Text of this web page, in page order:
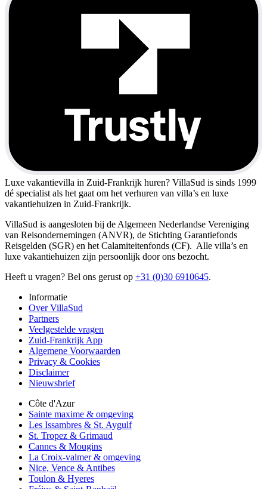
Luxe vakantievilla in Zuid-Frankrijk huren? VillaSud is sinds 1999
dé specialist als het gaat om het verhuren van villa’s en luxe
vakantiehuizen in Zuid-Frankrijk.
VillaSud is aangesloten bij de Algemeen Nederlandse Vereniging
van Reisondernemingen (ANVR), de Stichting Garantiefonds
Reisgelden (SGR) en het Calamiteitenfonds (CF). Alle villa’s en
luxe vakantiehuizen zijn persoonlijk door ons bezocht.
Heeft u vragen? Bel ons gerust op +31 (0)30 6910645.
Informatie
Over VillaSud
Partners
Veelgestelde vragen
Zuid-Frankrijk App
Algemene Voorwaarden
Privacy & Cookies
Disclaimer
Nieuwsbrief
Côte d'Azur
Sainte maxime & omgeving
Les Issambres & St. Aygulf
St. Tropez & Grimaud
Cannes & Mougins
La Croix-valmer & omgeving
Nice, Vence & Antibes
Toulon & Hyeres